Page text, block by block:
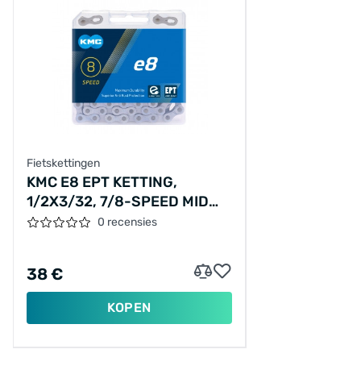
Fietskettingen
KMC E8 EPT KETTING,
1/2X3/32, 7/8-SPEED MID
MOTOR E-BIKE KETTING,
0 recensies
38 €
KOPEN